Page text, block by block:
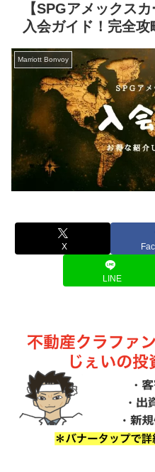
【SPGアメックス
入会ガイド！完全攻
Marriott Bonvoy
X
LINE